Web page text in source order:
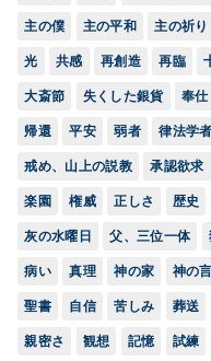
主の僕 主の平和 主の祈り
光 共感 再創造 再臨
大斎節 失くした銀貨 奉仕
帰還 平安 弱者 律法学者
戒め、山上の説教 承認欲求
楽園 権威 正しさ 歴史
灰の水曜日 父、三位一体
病い 真理 神の家 神の
聖書 自信 苦しみ 葬送
親密さ 観想 記憶 試練